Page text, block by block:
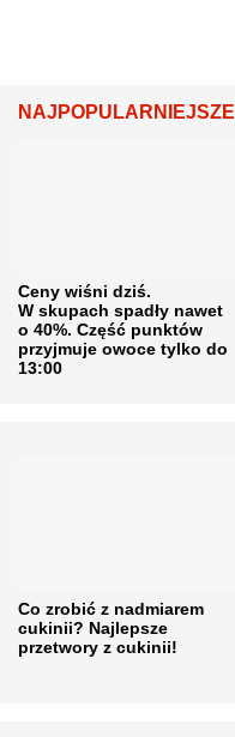
NAJPOPULARNIEJSZE
Ceny wiśni dziś.
W skupach spadły nawet
o 40%. Część punktów
przyjmuje owoce tylko do
13:00
Co zrobić z nadmiarem
cukinii? Najlepsze
przetwory z cukinii!